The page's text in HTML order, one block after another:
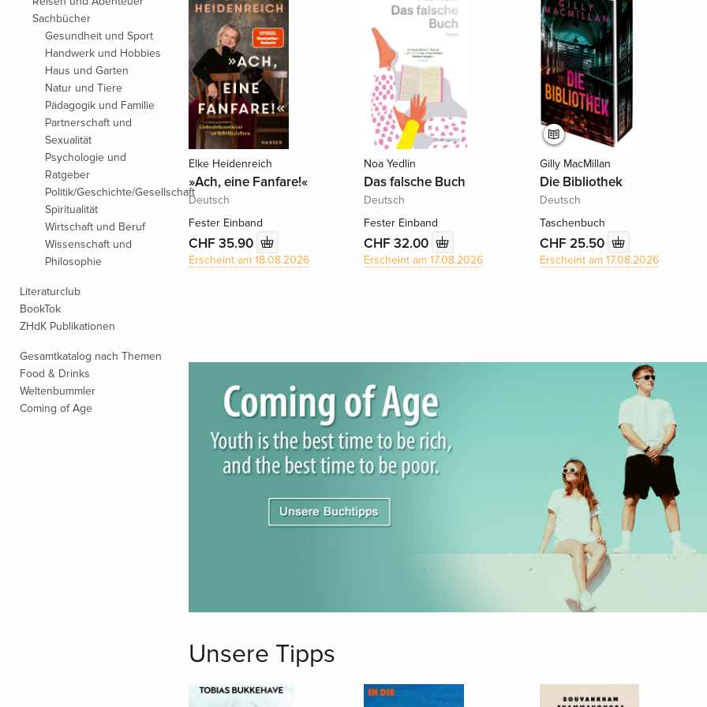
Sachbücher
Gesundheit und Sport
Handwerk und Hobbies
Haus und Garten
Natur und Tiere
Pädagogik und Familie
Partnerschaft und
Sexualität
Psychologie und
Ratgeber
Politik/Geschichte/Gesellschaft
Spiritualität
Wirtschaft und Beruf
Wissenschaft und
Philosophie
Literaturclub
BookTok
ZHdK Publikationen
Gesamtkatalog nach Themen
Food & Drinks
Weltenbummler
Coming of Age
Elke Heidenreich
»Ach, eine Fanfare!«
Deutsch
Fester Einband
CHF 35.90
Erscheint am 18.08.2026
Noa Yedlin
Das falsche Buch
Deutsch
Fester Einband
CHF 32.00
Erscheint am 17.08.2026
Gilly MacMillan
Die Bibliothek
Deutsch
Taschenbuch
CHF 25.50
Erscheint am 17.08.2026
Unsere Tipps